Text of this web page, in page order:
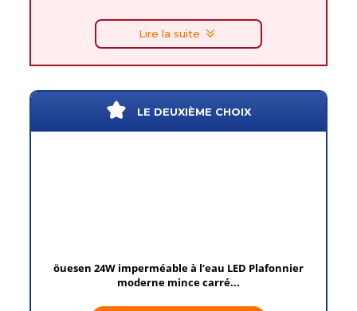
Lire la suite
LE DEUXIÈME CHOIX
öuesen 24W imperméable à l’eau LED Plafonnier
moderne mince carré...